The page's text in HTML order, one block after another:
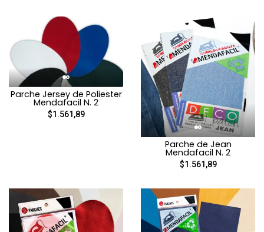
Parche Jersey de Poliester
Mendafacil N. 2
$1.561,89
Parche de Jean
Mendafacil N. 2
$1.561,89